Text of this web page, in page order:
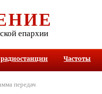
епархии
Частоты
передач